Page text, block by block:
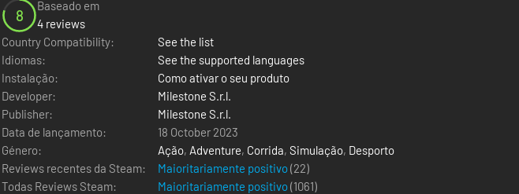
8
Baseado em
4 reviews
Country Compatibility:
See the list
Idiomas:
See the supported languages
Instalação:
Como ativar o seu produto
Developer:
Milestone S.r.l.
Publisher:
Milestone S.r.l.
Data de lançamento:
18 October 2023
Género:
Ação, Adventure, Corrida, Simulação, Desporto
Reviews recentes da Steam:
Maioritariamente positivo(22)
Todas Reviews Steam:
Maioritariamente positivo(1061)